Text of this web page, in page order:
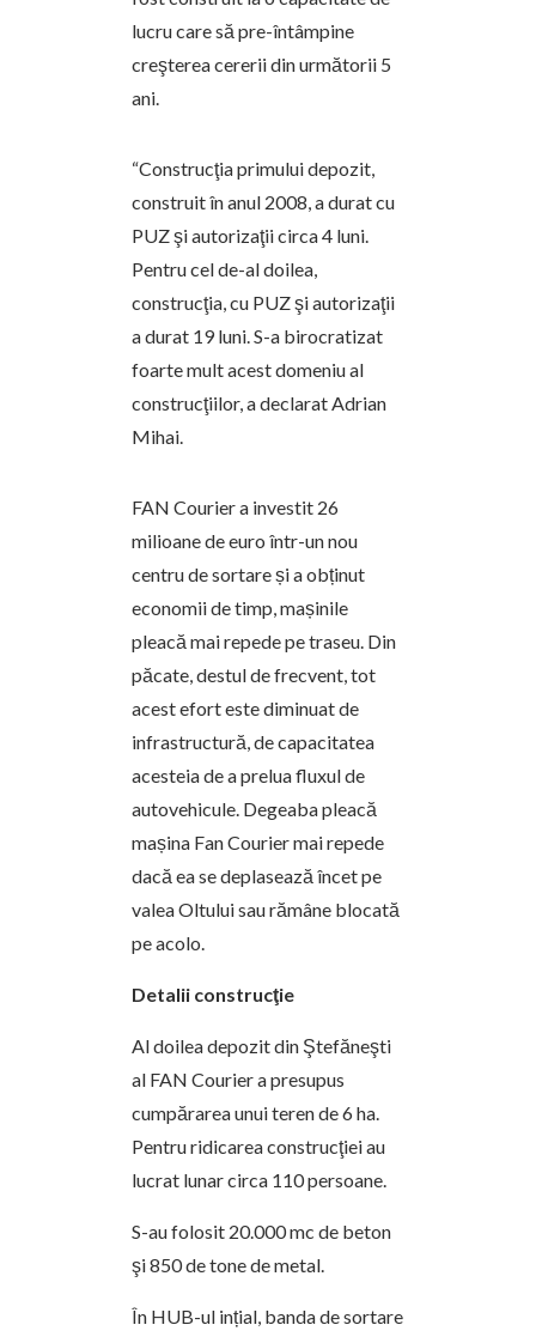
lucru care să pre-întâmpine
creşterea cererii din următorii 5
ani.
“Construcţia primului depozit,
construit în anul 2008, a durat cu
PUZ şi autorizaţii circa 4 luni.
Pentru cel de-al doilea,
construcţia, cu PUZ şi autorizaţii
a durat 19 luni. S-a birocratizat
foarte mult acest domeniu al
construcţiilor, a declarat Adrian
Mihai.
FAN Courier a investit 26
milioane de euro într-un nou
centru de sortare și a obținut
economii de timp, mașinile
pleacă mai repede pe traseu. Din
păcate, destul de frecvent, tot
acest efort este diminuat de
infrastructură, de capacitatea
acesteia de a prelua fluxul de
autovehicule. Degeaba pleacă
mașina Fan Courier mai repede
dacă ea se deplasează încet pe
valea Oltului sau rămâne blocată
pe acolo.
Detalii construcţie
Al doilea depozit din Ştefăneşti
al FAN Courier a presupus
cumpărarea unui teren de 6 ha.
Pentru ridicarea construcţiei au
lucrat lunar circa 110 persoane.
S-au folosit 20.000 mc de beton
şi 850 de tone de metal.
În HUB-ul ințial, banda de sortare